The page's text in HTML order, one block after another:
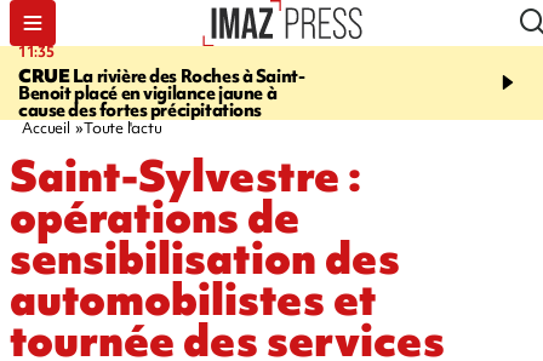
11:35
CRUELa rivière des Roches à Saint-
Benoit placé en vigilance jaune à
cause des fortes précipitations
11:57
Le
Papang a repris du
Accueil Toute l'actu
Saint-Sylvestre :
opérations de
sensibilisation des
automobilistes et
tournée des services